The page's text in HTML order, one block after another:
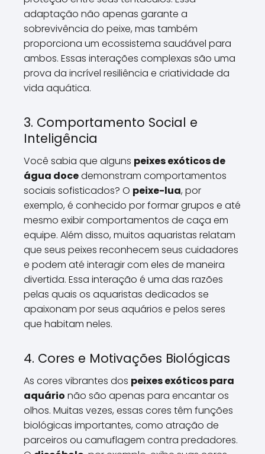
adaptação não apenas garante a
sobrevivência do peixe, mas também
proporciona um ecossistema saudável para
ambos. Essas interações complexas são uma
prova da incrível resiliência e criatividade da
vida aquática.
3. Comportamento Social e
Inteligência
Você sabia que alguns peixes exóticos de
água docedemonstram comportamentos
sociais sofisticados? O peixe-lua, por
exemplo, é conhecido por formar grupos e até
mesmo exibir comportamentos de caça em
equipe. Além disso, muitos aquaristas relatam
que seus peixes reconhecem seus cuidadores
e podem até interagir com eles de maneira
divertida. Essa interação é uma das razões
pelas quais os aquaristas dedicados se
apaixonam por seus aquários e pelos seres
que habitam neles.
4. Cores e Motivações Biológicas
As cores vibrantes dos peixes exóticos para
aquário não são apenas para encantar os
olhos. Muitas vezes, essas cores têm funções
biológicas importantes, como atração de
parceiros ou camuflagem contra predadores.